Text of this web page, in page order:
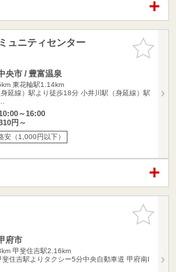
お気に入
りに追加
ュニティセンター
央市 / 豊富温泉
東花輪駅1.14km
延線）駅より徒歩18分 小井川駅（身延線）駅
～16:00
円～
安（1,000円以下）
お気に入
りに追加
府市
甲斐住吉駅2.16km
斐住吉駅よりタクシー5分中央自動車道 甲府南I